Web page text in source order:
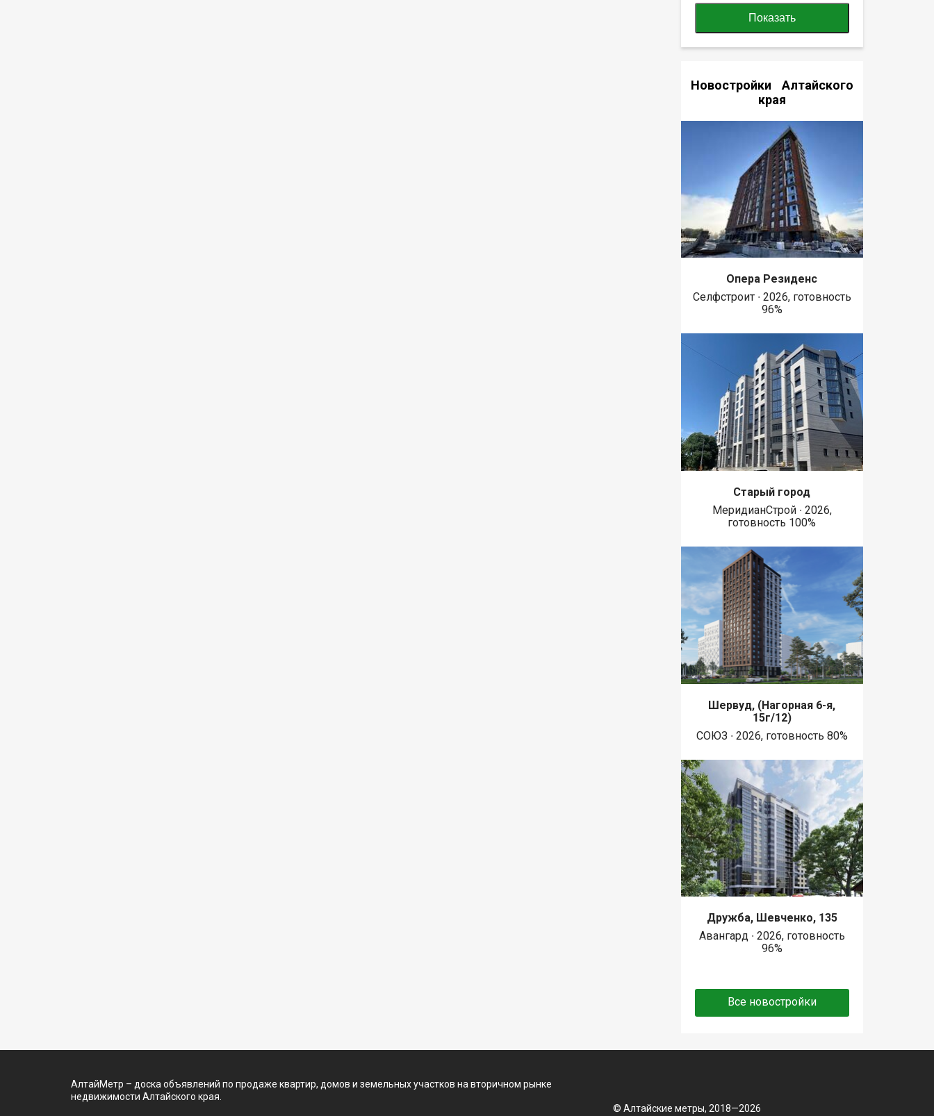
Показать
Новостройки Алтайского
края
Опера Резиденс
Селфстроит ∙ 2026, готовность
96%
Старый город
МеридианСтрой ∙ 2026,
готовность 100%
Шервуд, (Нагорная 6-я,
15г/12)
СОЮЗ ∙ 2026, готовность 80%
Дружба, Шевченко, 135
Авангард ∙ 2026, готовность
96%
Все новостройки
АлтайМетр – доска объявлений по продаже квартир, домов и земельных участков на вторичном рынке
недвижимости Алтайского края.
© Алтайские метры, 2018—2026